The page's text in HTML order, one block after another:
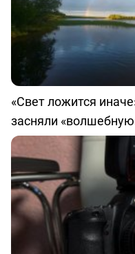
«Свет ложится
засняли